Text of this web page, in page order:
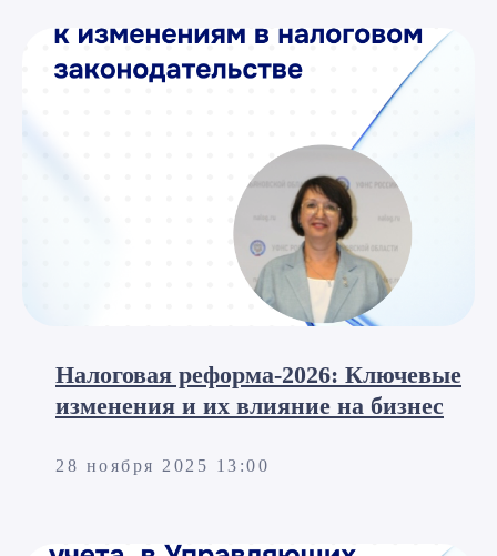
Налоговая реформа-2026: Ключевые
изменения и их влияние на бизнес
28 ноября 2025 13:00
по автоматизации бизнеса